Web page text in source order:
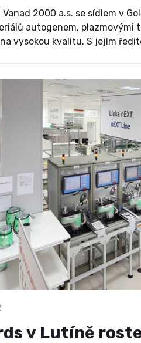
Vanad 2000 a.s. se sídlem v
autogenem,
vysokou kvalitu. S jejím
v Lutíně